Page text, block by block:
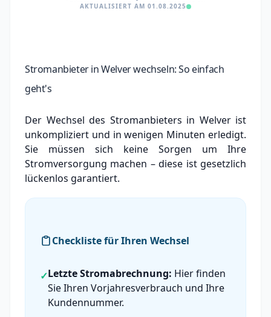
AKTUALISIERT AM 01.08.2025
Stromanbieter in Welver wechseln: So einfach
geht's
Der Wechsel des Stromanbieters in Welver ist
unkompliziert und in wenigen Minuten erledigt.
Sie müssen sich keine Sorgen um Ihre
Stromversorgung machen – diese ist gesetzlich
lückenlos garantiert.
Checkliste für Ihren Wechsel
✓Letzte Stromabrechnung: Hier finden
Sie Ihren Vorjahresverbrauch und Ihre
Kundennummer.